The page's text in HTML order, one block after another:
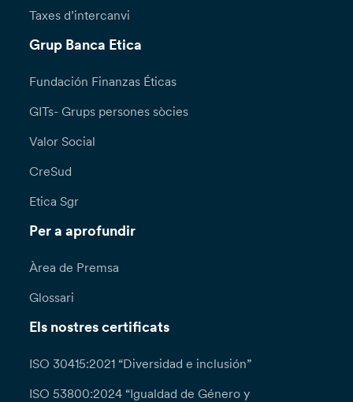
Taxes d’intercanvi
Grup Banca Etica
Fundación Finanzas Éticas
GITs- Grups persones sòcies
Valor Social
CreSud
Etica Sgr
Per a aprofundir
Àrea de Premsa
Glossari
Els nostres certificats
ISO 30415:2021 “Diversidad e inclusión”
ISO 53800:2024 “Igualdad de Género y